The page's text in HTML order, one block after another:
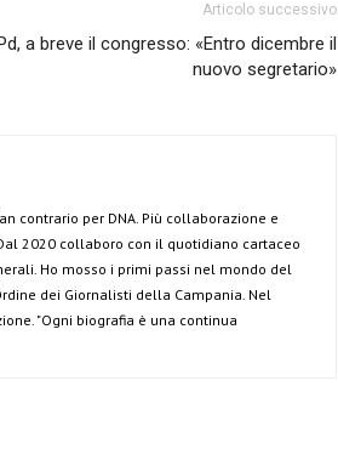
Articolo successivo
a breve il congresso: «Entro dicembre il
nuovo segretario»
contrario per DNA. Più collaborazione e
2020 collaboro con il quotidiano cartaceo
Ho mosso i primi passi nel mondo del
dei Giornalisti della Campania. Nel
"Ogni biografia è una continua